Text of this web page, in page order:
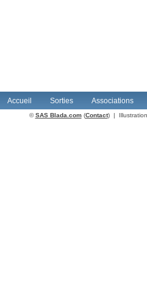
Accueil Sorties Associations
©SAS Blada.com(Contact) |